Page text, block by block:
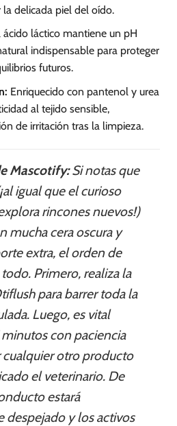
delicada piel del oído.
ácido láctico mantiene un pH
indispensable para proteger
futuros.
Enriquecido con pantenol y urea
al tejido sensible,
de irritación tras la limpieza.
Mascotify:Si notas que
igual que el curioso
rincones nuevos!)
mucha cera oscura y
extra, el orden de
Primero, realiza la
para barrer toda la
Luego, es vital
minutos con paciencia
cualquier otro producto
el veterinario. De
estará
y los activos